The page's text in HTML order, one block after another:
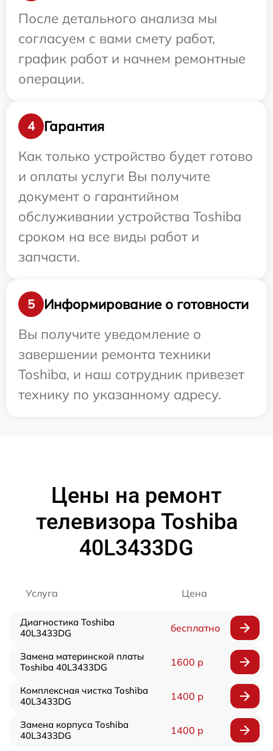
После детального анализа мы
согласуем с вами смету работ,
график работ и начнем ремонтные
операции.
4
Гарантия
Как только устройство будет готово
и оплаты услуги Вы получите
документ о гарантийном
обслуживании устройства Toshiba
сроком на все виды работ и
запчасти.
5
Информирование о готовности
Вы получите уведомление о
завершении ремонта техники
Toshiba, и наш сотрудник привезет
технику по указанному адресу.
Цены на ремонт
телевизора Toshiba
40L3433DG
Услуга Цена
Диагностика Toshiba
40L3433DG
бесплатно
Замена материнской платы
Toshiba 40L3433DG
1600 р
Комплексная чистка Toshiba
40L3433DG
1400 р
Замена корпуса Toshiba
40L3433DG
1400 р